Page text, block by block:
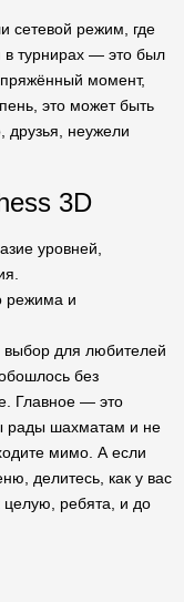
сетевой режим, где
турнирах — это был
момент,
это может быть
друзья, неужели
3D
уровней,
режима и
для любителей
без
Главное — это
рады шахматам и не
мимо. А если
делитесь, как у вас
ребята, и до